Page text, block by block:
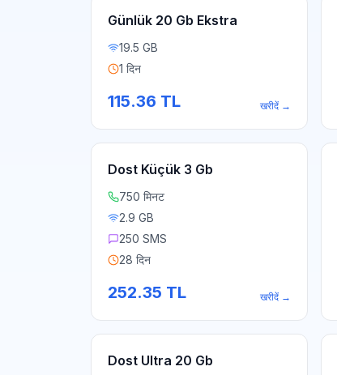
Günlük 20 Gb Ekstra
19.5 GB
1 दिन
115.36 TL खरीदें →
Dost Küçük 3 Gb
750 मिनट
2.9 GB
250 SMS
28 दिन
252.35 TL खरीदें →
Dost Ultra 20 Gb